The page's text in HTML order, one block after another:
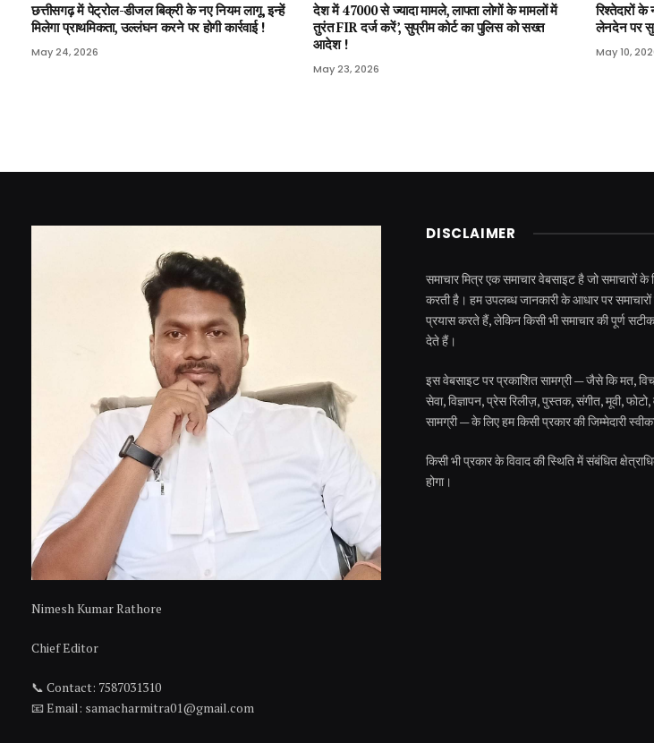
छत्तीसगढ़ में पेट्रोल-डीजल बिक्री के नए नियम लागू, इन्हें
मिलेगा प्राथमिकता, उल्लंघन करने पर होगी कार्रवाई !
May 24, 2026
देश में 47000 से ज्यादा मामले, लापता लोगों के मामलों में
तुरंत FIR दर्ज करें’, सुप्रीम कोर्ट का पुलिस को सख्त
आदेश !
May 23, 2026
रिश्तेदारों के
लेनदेन पर
May 10,
Nimesh Kumar Rathore
Chief Editor
📞 Contact: 7587031310
📧 Email: samacharmitra01@gmail.com
DISCLAIMER
समाचार मित्र एक समाचार वेबसाइट है जो समाचारों
करती है। हम उपलब्ध जानकारी के आधार पर
प्रयास करते हैं, लेकिन किसी भी समाचार की पूर्ण
देते हैं।
इस वेबसाइट पर प्रकाशित सामग्री — जैसे कि मत,
सेवा, विज्ञापन, प्रेस रिलीज़, पुस्तक, संगीत, मूवी, फोटो,
सामग्री — के लिए हम किसी प्रकार की जिम्मेदारी
किसी भी प्रकार के विवाद की स्थिति में संबंधित
होगा।